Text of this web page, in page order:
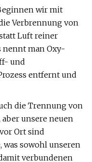
wir mit
Verbrennung von
Luft reiner
nennt man Oxy-
und
entfernt und
die Trennung von
aber unsere neuen
Ort sind
was sowohl unseren
verbundenen